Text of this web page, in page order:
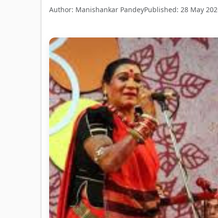
Author: Manishankar PandeyPublished: 28 May